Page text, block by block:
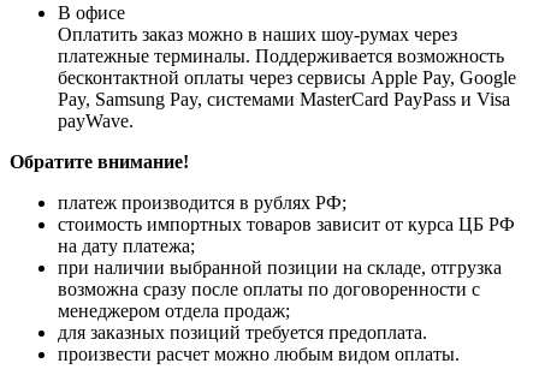
В офисе
Оплатить заказ можно в наших шоу-румах через
платежные терминалы. Поддерживается возможность
бесконтактной оплаты через сервисы Apple Pay, Google
Pay, Samsung Pay, системами MasterCard PayPass и Visa
payWave.
Обратите внимание!
платеж производится в рублях РФ;
стоимость импортных товаров зависит от курса ЦБ РФ
на дату платежа;
при наличии выбранной позиции на складе, отгрузка
возможна сразу после оплаты по договоренности с
менеджером отдела продаж;
для заказных позиций требуется предоплата.
произвести расчет можно любым видом оплаты.